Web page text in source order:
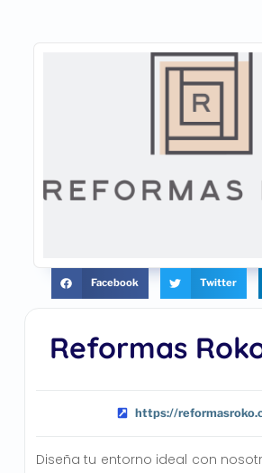
Reformas
https://
Diseña tu entorno ideal con
Facebook Twitter